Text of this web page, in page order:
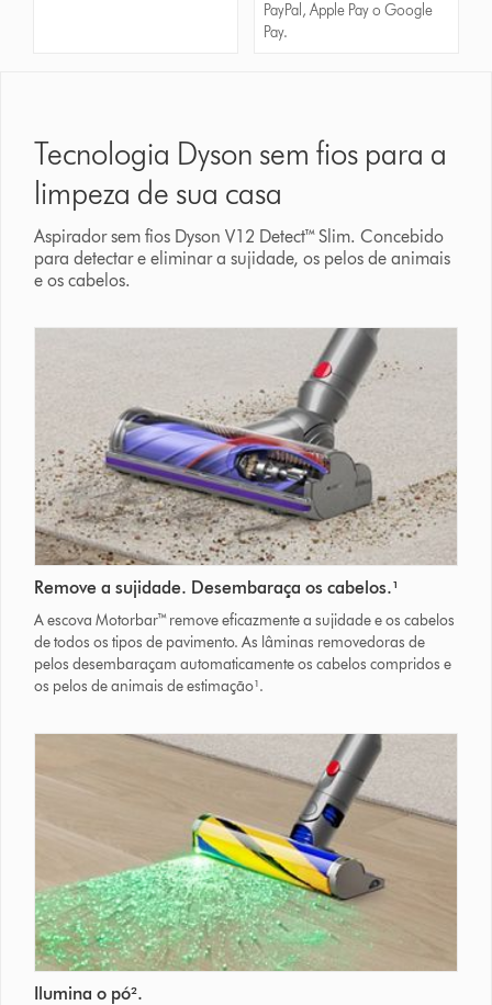
PayPal, Apple Pay o Google
Pay.
Tecnologia Dyson sem fios para a
limpeza de sua casa
Aspirador sem fios Dyson V12 Detect™ Slim. Concebido
para detectar e eliminar a sujidade, os pelos de animais
e os cabelos.
Remove a sujidade. Desembaraça os cabelos.¹
A escova Motorbar™ remove eficazmente a sujidade e os cabelos
de todos os tipos de pavimento. As lâminas removedoras de
pelos desembaraçam automaticamente os cabelos compridos e
os pelos de animais de estimação¹.
Ilumina o pó².